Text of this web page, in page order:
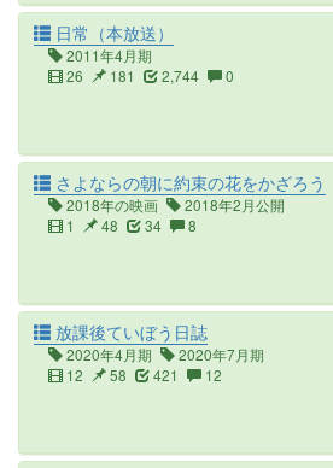
日常（本放送）
2011年4月期
26
181 2,744 0
さよならの朝に約束の花をかざろう
2018年の映画
2018年2月公開
1
48 34 8
放課後ていぼう日誌
2020年4月期
2020年7月期
12
58 421 12